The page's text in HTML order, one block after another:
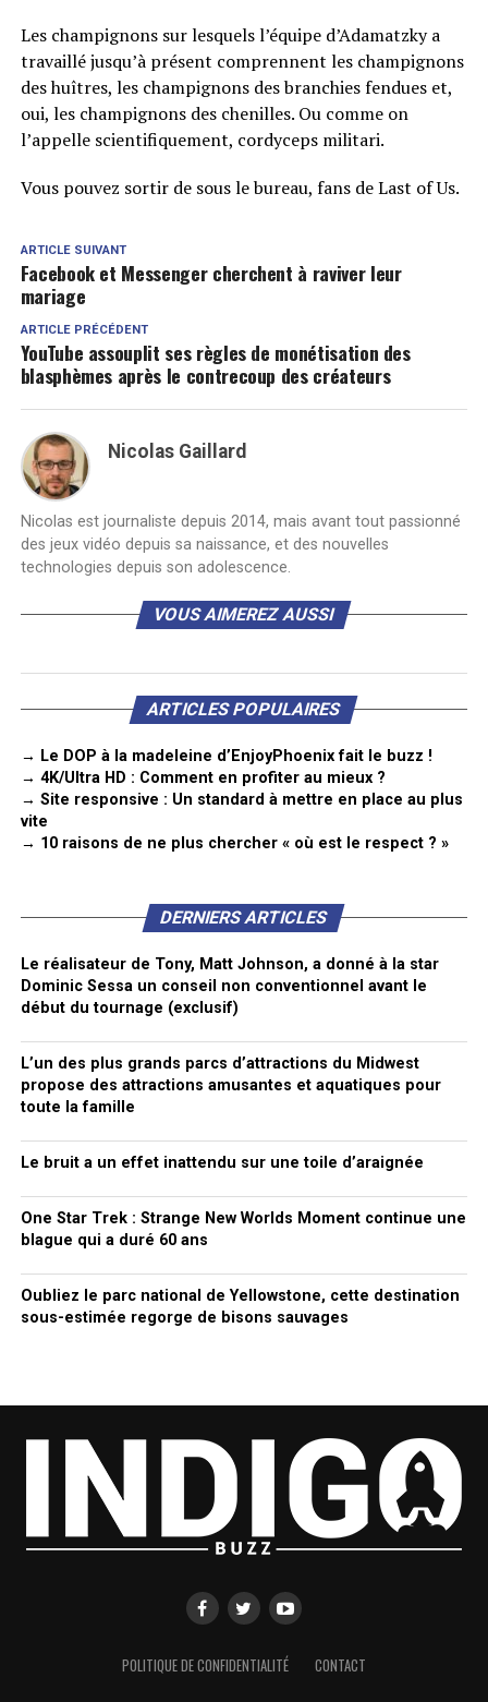
Les champignons sur lesquels l’équipe d’Adamatzky a
travaillé jusqu’à présent comprennent les champignons
des huîtres, les champignons des branchies fendues et,
oui, les champignons des chenilles. Ou comme on
l’appelle scientifiquement, cordyceps militari.
Vous pouvez sortir de sous le bureau, fans de Last of Us.
ARTICLE SUIVANT
Facebook et Messenger cherchent à raviver leur
mariage
ARTICLE PRÉCÉDENT
YouTube assouplit ses règles de monétisation des
blasphèmes après le contrecoup des créateurs
Nicolas Gaillard
Nicolas est journaliste depuis 2014, mais avant tout passionné
des jeux vidéo depuis sa naissance, et des nouvelles
technologies depuis son adolescence.
VOUS AIMEREZ AUSSI
ARTICLES POPULAIRES
→ Le DOP à la madeleine d’EnjoyPhoenix fait le buzz !
→ 4K/Ultra HD : Comment en profiter au mieux ?
→ Site responsive : Un standard à mettre en place au plus
vite
→ 10 raisons de ne plus chercher « où est le respect ? »
DERNIERS ARTICLES
Le réalisateur de Tony, Matt Johnson, a donné à la star
Dominic Sessa un conseil non conventionnel avant le
début du tournage (exclusif)
L’un des plus grands parcs d’attractions du Midwest
propose des attractions amusantes et aquatiques pour
toute la famille
Le bruit a un effet inattendu sur une toile d’araignée
One Star Trek : Strange New Worlds Moment continue une
blague qui a duré 60 ans
Oubliez le parc national de Yellowstone, cette destination
sous-estimée regorge de bisons sauvages
POLITIQUE DE CONFIDENTIALITÉ CONTACT